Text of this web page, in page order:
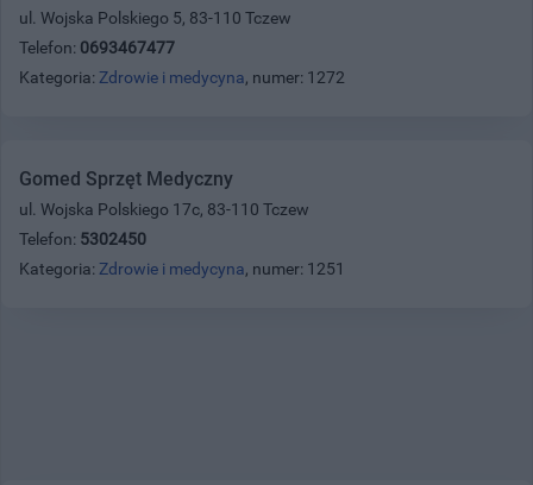
ul. Wojska Polskiego 5, 83-110 Tczew
Telefon: 0693467477
Kategoria: Zdrowie i medycyna, numer: 1272
Gomed Sprzęt Medyczny
ul. Wojska Polskiego 17c, 83-110 Tczew
Telefon: 5302450
Kategoria: Zdrowie i medycyna, numer: 1251